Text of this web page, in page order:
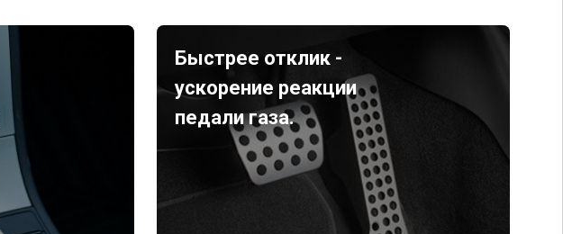
Быстрее отклик -
ускорение реакции
педали газа.